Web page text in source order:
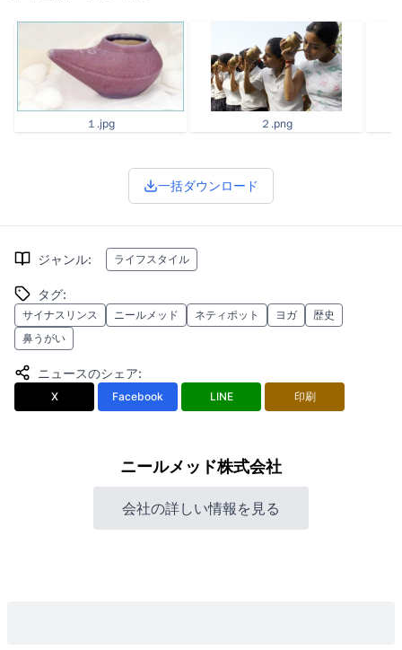
１.jpg ２.png
一括ダウンロード
ジャンル: ライフスタイル
タグ:
サイナスリンス ニールメッド ネティポット ヨガ
歴史
鼻うがい
ニュースのシェア:
X Facebook LINE 印刷
ニールメッド株式会社
会社の詳しい情報を見る